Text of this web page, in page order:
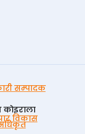
सम्पादक
काेइराला
विकास